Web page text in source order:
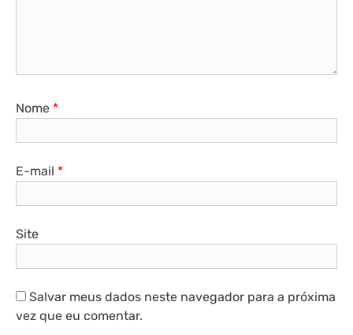
Nome *
E-mail *
Site
Salvar meus dados neste navegador para a próxima
vez que eu comentar.